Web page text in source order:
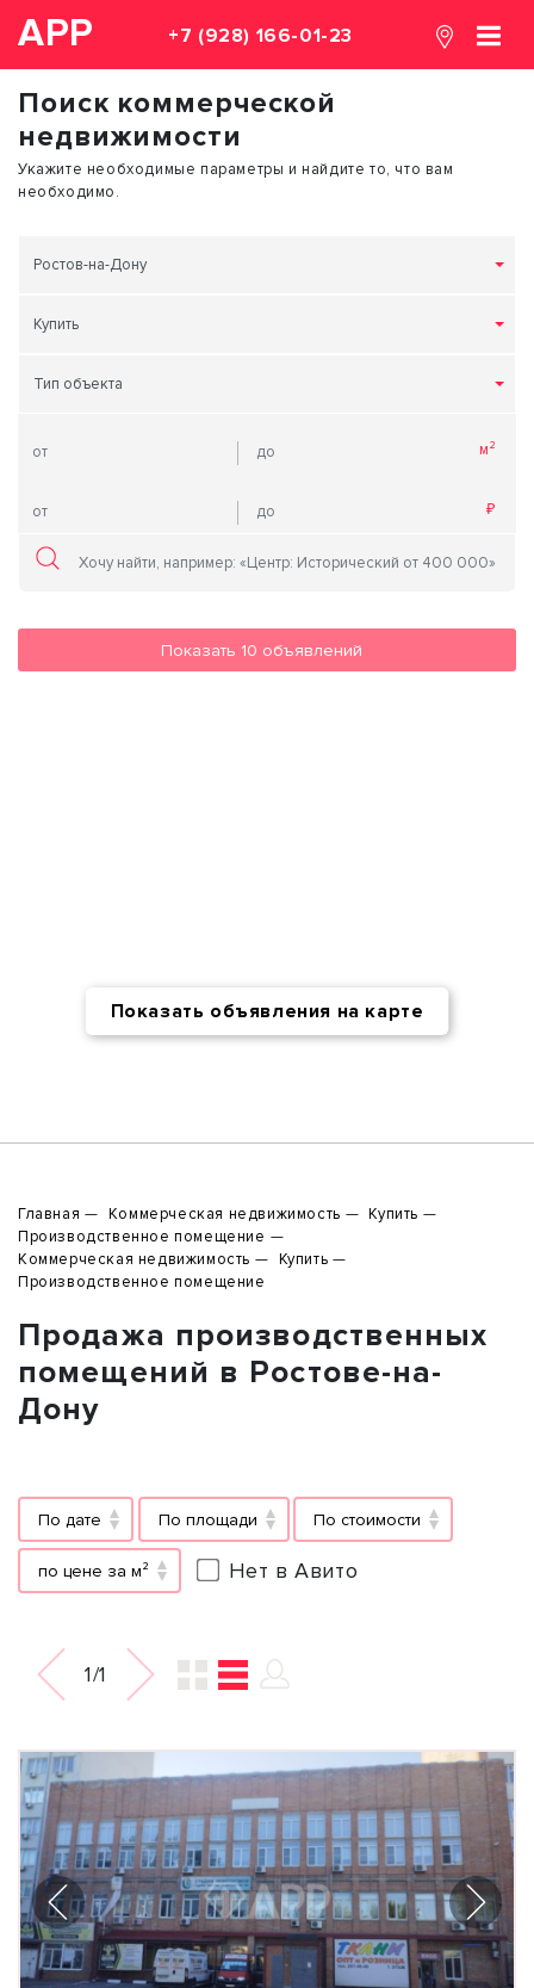
АРР +7 (928) 166-01-23
Поиск коммерческой
недвижимости
Укажите необходимые параметры и найдите то, что вам
необходимо.
Ростов-на-Дону
Купить
Тип объекта
Показать 10 объявлений
Показать объявления на карте
Главная Коммерческая недвижимость
Купить
Производственное помещение
Коммерческая недвижимость
Купить
Производственное помещение
Продажа производственных
помещений в Ростове-на-
Дону
По дате По площади По стоимости
по цене за м² Нет в Авито
1/1